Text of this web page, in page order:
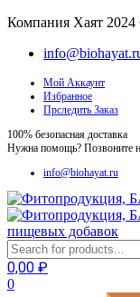
Компания Хаят
Мой Аккаунт
Избранное
Прследить Заказ
100% безопасная доставка
Нужна помощь? Позвоните
info@biohayat.ru
пищевых добавок
0,00 ₽
0